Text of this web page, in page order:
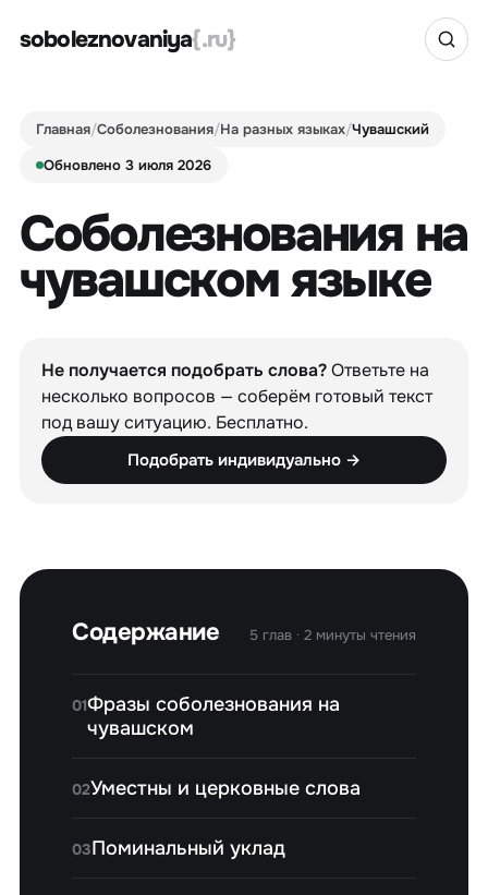
soboleznovaniya{.ru}
Главная/Соболезнования/На разных языках/Чувашский
Обновлено 3 июля 2026
Соболезнования на
чувашском языке
Не получается подобрать слова?Ответьте на
несколько вопросов — соберём готовый текст
под вашу ситуацию. Бесплатно.
Подобрать индивидуально →
Содержание 5 глав · 2 минуты чтения
01Фразы соболезнования на
чувашском
02Уместны и церковные слова
03Поминальный уклад